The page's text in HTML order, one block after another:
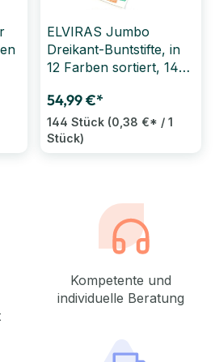
ELVIRAS Jumbo
Dreikant-Buntstifte, in
12 Farben sortiert, 144
54,99 €*
144 Stück (0,38 €* / 1
Stück)
Kompetente und
individuelle Beratung